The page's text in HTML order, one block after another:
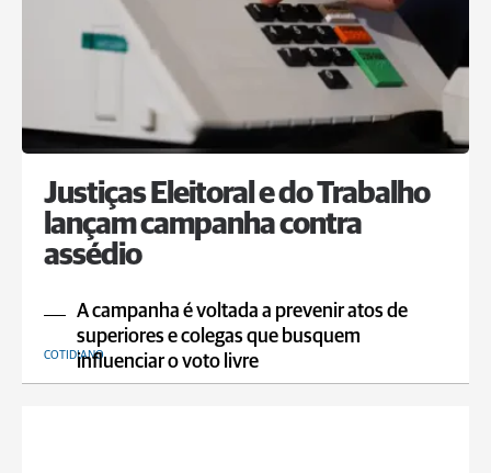
Justiças Eleitoral e do Trabalho
lançam campanha contra
assédio
A campanha é voltada a prevenir atos de
superiores e colegas que busquem
influenciar o voto livre
COTIDIANO